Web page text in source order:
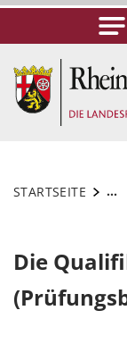
STARTSEITE ...
Die